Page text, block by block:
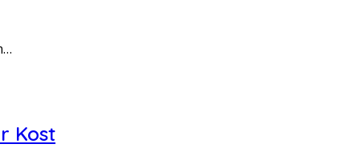
Kost